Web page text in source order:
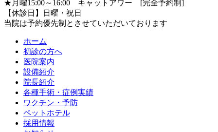
★月曜15:00～16:00 キャットアワー [完全予約制]
【休診日】日曜・祝日
当院は予約優先制とさせていただいております
ホーム
初診の方へ
医院案内
設備紹介
院長紹介
各種手術・症例実績
ワクチン・予防
ペットホテル
採用情報